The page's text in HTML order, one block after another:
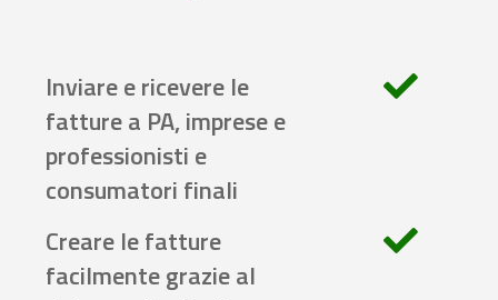
Inviare e ricevere le
fatture a PA, imprese e
professionisti e
consumatori finali
Creare le fatture
facilmente grazie al